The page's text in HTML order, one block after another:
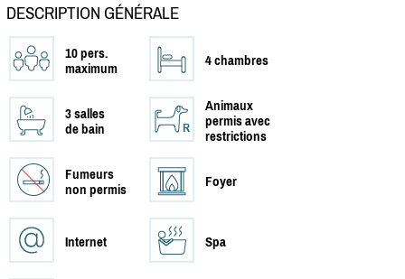
DESCRIPTION GÉNÉRALE
10 pers.
maximum
4 chambres
3 salles
de bain
Animaux
permis avec
restrictions
Fumeurs
non permis
Foyer
Internet Spa